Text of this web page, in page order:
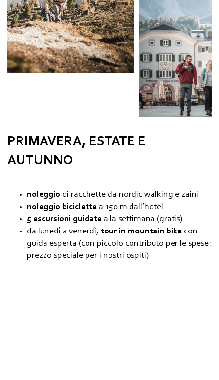
PRIMAVERA, ESTATE E
AUTUNNO
noleggio di racchette da nordic walking e zaini
noleggio biciclette a 150 m dall’hotel
5 escursioni guidate alla settimana (gratis)
da lunedì a venerdì, tour in mountain bike con
guida esperta (con piccolo contributo per le spese:
prezzo speciale per i nostri ospiti)